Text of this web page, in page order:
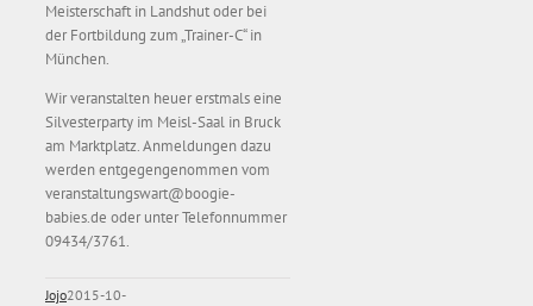
Meisterschaft in Landshut oder bei
der Fortbildung zum „Trainer-C“ in
München.
Wir veranstalten heuer erstmals eine
Silvesterparty im Meisl-Saal in Bruck
am Marktplatz. Anmeldungen dazu
werden entgegengenommen vom
veranstaltungswart@boogie-
babies.de oder unter Telefonnummer
09434/3761.
Jojo2015-10-